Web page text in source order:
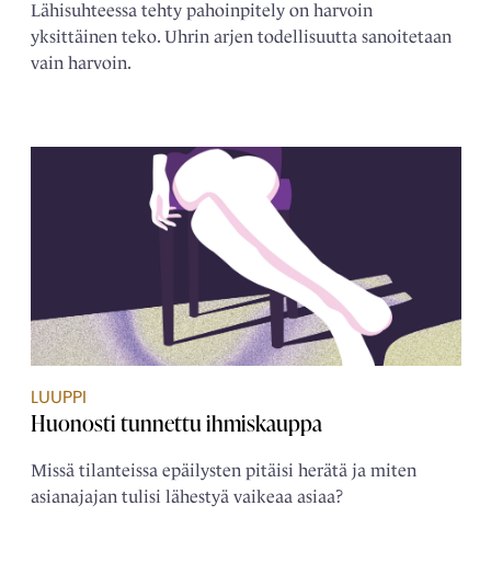
Lähisuhteessa tehty pahoinpitely on harvoin
yksittäinen teko. Uhrin arjen todellisuutta sanoitetaan
vain harvoin.
LUUPPI
Huonosti tunnettu ihmiskauppa
Missä tilanteissa epäilysten pitäisi herätä ja miten
asianajajan tulisi lähestyä vaikeaa asiaa?